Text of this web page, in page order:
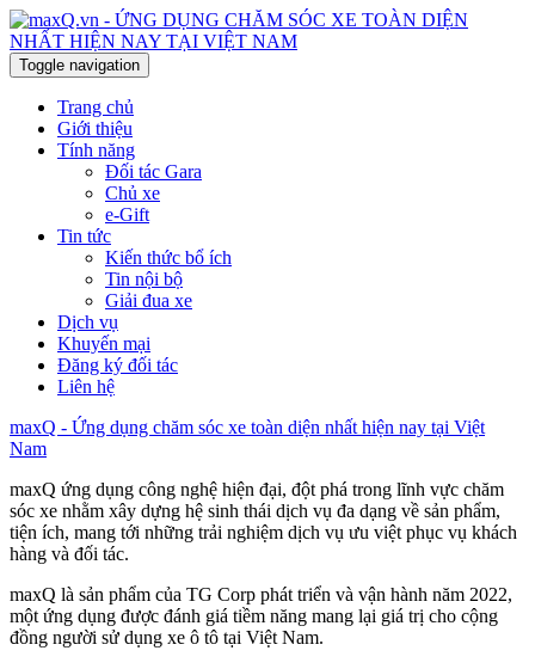
Toggle navigation
Trang chủ
Giới thiệu
Tính năng
Đối tác Gara
Chủ xe
e-Gift
Tin tức
Kiến thức bổ ích
Tin nội bộ
Giải đua xe
Dịch vụ
Khuyến mại
Đăng ký đối tác
Liên hệ
maxQ - Ứng dụng chăm sóc xe toàn diện nhất hiện nay tại Việt
Nam
maxQ ứng dụng công nghệ hiện đại, đột phá trong lĩnh vực chăm
sóc xe nhằm xây dựng hệ sinh thái dịch vụ đa dạng về sản phẩm,
tiện ích, mang tới những trải nghiệm dịch vụ ưu việt phục vụ khách
hàng và đối tác.
maxQ là sản phẩm của TG Corp phát triển và vận hành năm 2022,
một ứng dụng được đánh giá tiềm năng mang lại giá trị cho cộng
đồng người sử dụng xe ô tô tại Việt Nam.